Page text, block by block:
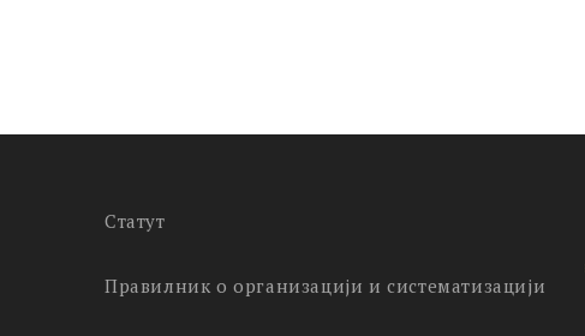
Статут
Правилник о организацији и систематизацији